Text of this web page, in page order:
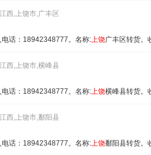
江西,上饶市,广丰区
话：18942348777。名称:上饶广丰区转货
江西,上饶市,横峰县
话：18942348777。名称:上饶横峰县转货。
江西,上饶市,鄱阳县
话：18942348777。名称:上饶鄱阳县转货。